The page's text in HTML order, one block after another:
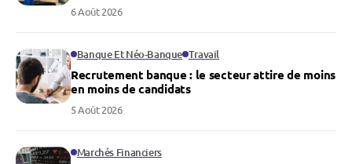
6 Août 2026
Banque Et Néo-Banque Travail
Recrutement banque : le secteur attire de moins
en moins de candidats
5 Août 2026
Marchés Financiers